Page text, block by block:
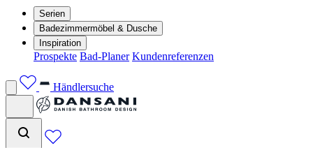
Serien
Badezimmermöbel & Dusche
Inspiration
Prospekte Bad-Planer Kundenreferenzen
Händlersuche